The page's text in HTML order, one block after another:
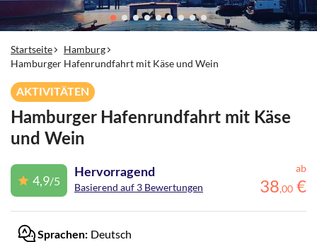
Startseite
Hamburg
Hamburger Hafenrundfahrt mit Käse und Wein
AKTIVITÄTEN
Hamburger Hafenrundfahrt mit Käse
und Wein
4,9/5
Hervorragend
Basierend auf 3 Bewertungen
ab
38,00 €
Sprachen: Deutsch